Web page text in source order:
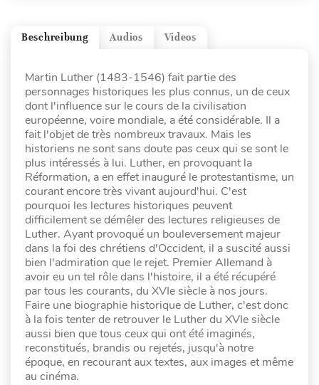
Videos
Audios
Beschreibung
Martin Luther (1483-1546) fait partie des
personnages historiques les plus connus, un de ceux
dont l'influence sur le cours de la civilisation
européenne, voire mondiale, a été considérable. Il a
fait l'objet de très nombreux travaux. Mais les
historiens ne sont sans doute pas ceux qui se sont le
plus intéressés à lui. Luther, en provoquant la
Réformation, a en effet inauguré le protestantisme, un
courant encore très vivant aujourd'hui. C'est
pourquoi les lectures historiques peuvent
difficilement se démêler des lectures religieuses de
Luther. Ayant provoqué un bouleversement majeur
dans la foi des chrétiens d'Occident, il a suscité aussi
bien l'admiration que le rejet. Premier Allemand à
avoir eu un tel rôle dans l'histoire, il a été récupéré
par tous les courants, du XVIe siècle à nos jours.
Faire une biographie historique de Luther, c'est donc
à la fois tenter de retrouver le Luther du XVIe siècle
aussi bien que tous ceux qui ont été imaginés,
reconstitués, brandis ou rejetés, jusqu'à notre
époque, en recourant aux textes, aux images et même
au cinéma.